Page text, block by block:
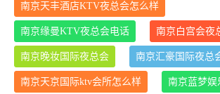
南京天丰酒店KTV夜总会怎么样
南京缘曼KTV夜总会电话 南京白宫会夜
南京晚妆国际夜总会 南京汇豪国际夜总
南京天京国际ktv会所怎么样 南京蓝梦娱